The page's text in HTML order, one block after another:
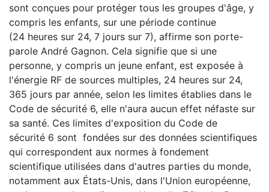
sont conçues pour protéger tous les groupes d'âge, y
compris les enfants, sur une période continue
(24 heures sur 24, 7 jours sur 7), affirme son porte-
parole André Gagnon. Cela signifie que si une
personne, y compris un jeune enfant, est exposée à
l'énergie RF de sources multiples, 24 heures sur 24,
365 jours par année, selon les limites établies dans le
Code de sécurité 6, elle n'aura aucun effet néfaste sur
sa santé. Ces limites d'exposition du Code de
sécurité 6 sont fondées sur des données scientifiques
qui correspondent aux normes à fondement
scientifique utilisées dans d'autres parties du monde,
notamment aux États-Unis, dans l'Union européenne,